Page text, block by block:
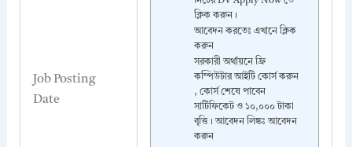
Job Posting
Date
ক্লিক করুন।
আবেদন করতেঃ এখানে ক্লিক
করুন
সরকারী অর্থায়নে ফ্রি
কম্পিউটার আইটি কোর্স করুন
, কোর্স শেষে পাবেন
সার্টিফিকেট ও ১০,০০০ টাকা
বৃত্তি। আবেদন লিঙ্কঃ আবেদন
করুন